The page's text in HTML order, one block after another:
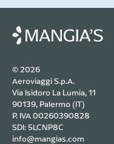
© 2026
Aeroviaggi S.p.A.
Via Isidoro La Lumia, 11
90139, Palermo (IT)
P. IVA 00260390828
SDI: 5LCNP8C
info@mangias.com